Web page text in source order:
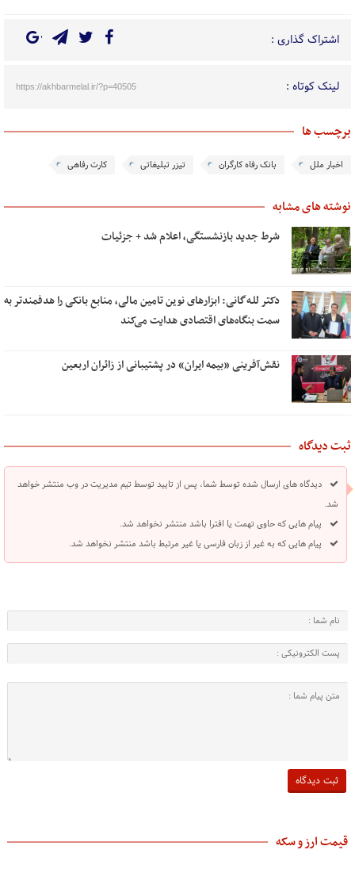
اشتراک گذاری :
لینک کوتاه : https://akhbarmelal.ir/?p=40505
برچسب ها
اخبار ملل بانک رفاه کارگران تیزر تبلیغاتی کارت رفاهی
نوشته های مشابه
شرط جدید بازنشستگی، اعلام شد + جزئیات
دکتر للـه‌گانی: ابزارهای نوین تامین مالی، منابع بانکی را هدفمندتر به
سمت بنگاه‌های اقتصادی هدایت می‌کند
نقش‌آفرینی «بیمه ایران» در پشتیبانی از زائران اربعین
ثبت دیدگاه
دیدگاه های ارسال شده توسط شما، پس از تایید توسط تیم مدیریت در وب منتشر خواهد
شد.
پیام هایی که حاوی تهمت یا افترا باشد منتشر نخواهد شد.
پیام هایی که به غیر از زبان فارسی یا غیر مرتبط باشد منتشر نخواهد شد.
قیمت ارز و سکه